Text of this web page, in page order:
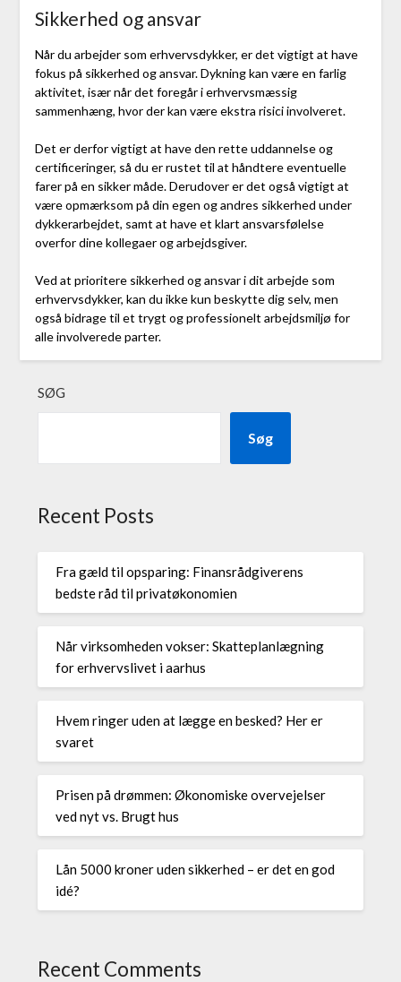
Sikkerhed og ansvar
Når du arbejder som erhvervsdykker, er det vigtigt at have
fokus på sikkerhed og ansvar. Dykning kan være en farlig
aktivitet, især når det foregår i erhvervsmæssig
sammenhæng, hvor der kan være ekstra risici involveret.
Det er derfor vigtigt at have den rette uddannelse og
certificeringer, så du er rustet til at håndtere eventuelle
farer på en sikker måde. Derudover er det også vigtigt at
være opmærksom på din egen og andres sikkerhed under
dykkerarbejdet, samt at have et klart ansvarsfølelse
overfor dine kollegaer og arbejdsgiver.
Ved at prioritere sikkerhed og ansvar i dit arbejde som
erhvervsdykker, kan du ikke kun beskytte dig selv, men
også bidrage til et trygt og professionelt arbejdsmiljø for
alle involverede parter.
SØG
Søg
Recent Posts
Fra gæld til opsparing: Finansrådgiverens
bedste råd til privatøkonomien
Når virksomheden vokser: Skatteplanlægning
for erhvervslivet i aarhus
Hvem ringer uden at lægge en besked? Her er
svaret
Prisen på drømmen: Økonomiske overvejelser
ved nyt vs. Brugt hus
Lån 5000 kroner uden sikkerhed – er det en god
idé?
Recent Comments